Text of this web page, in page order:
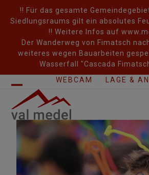
!! Für das gesamte
Siedlungsraums gilt ein absolutes
!! Weitere Infos auf
Der Wanderweg von Fimatsch
weiteres wegen Bauarbeiten
Wasserfall "Cascada
WEBCAM LAGE &
Open
mobile
menu
Close
mobile
menu